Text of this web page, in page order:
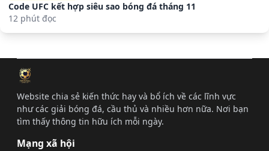
Code UFC kết hợp siêu sao bóng đá tháng 11
12 phút đọc
Website chia sẻ kiến thức hay và bổ ích về các lĩnh vực
như các giải bóng đá, cầu thủ và nhiều hơn nữa. Nơi bạn
tìm thấy thông tin hữu ích mỗi ngày.
Mạng xã hội